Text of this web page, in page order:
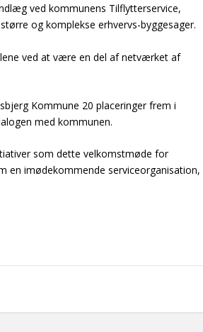
ved kommunens Tilflytterservice,
og komplekse erhvervs-byggesager.
ved at være en del af netværket af
Kommune 20 placeringer frem i
med kommunen.
som dette velkomstmøde for
en imødekommende serviceorganisation,